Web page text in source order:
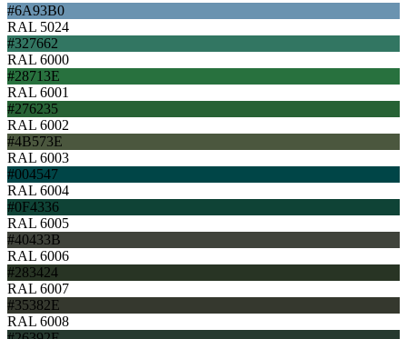
#6A93B0
RAL 5024
#327662
RAL 6000
#28713E
RAL 6001
#276235
RAL 6002
#4B573E
RAL 6003
#004547
RAL 6004
#0F4336
RAL 6005
#40433B
RAL 6006
#283424
RAL 6007
#35382E
RAL 6008